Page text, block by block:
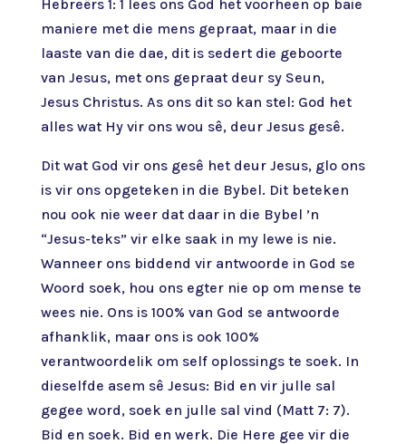
Hebreërs 1: 1 lees ons God het voorheen op baie
maniere met die mens gepraat, maar in die
laaste van die dae, dit is sedert die geboorte
van Jesus, met ons gepraat deur sy Seun,
Jesus Christus. As ons dit so kan stel: God het
alles wat Hy vir ons wou sê, deur Jesus gesê.
Dit wat God vir ons gesê het deur Jesus, glo ons
is vir ons opgeteken in die Bybel. Dit beteken
nou ook nie weer dat daar in die Bybel ’n
“Jesus-teks” vir elke saak in my lewe is nie.
Wanneer ons biddend vir antwoorde in God se
Woord soek, hou ons egter nie op om mense te
wees nie. Ons is 100% van God se antwoorde
afhanklik, maar ons is ook 100%
verantwoordelik om self oplossings te soek. In
dieselfde asem sê Jesus: Bid en vir julle sal
gegee word, soek en julle sal vind (Matt 7: 7).
Bid en soek. Bid en werk. Die Here gee vir die